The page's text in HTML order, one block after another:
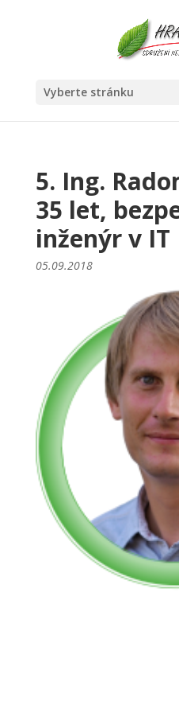
Vyberte stránku
5. Ing.
35 let,
inženýr v IT
05.09.2018